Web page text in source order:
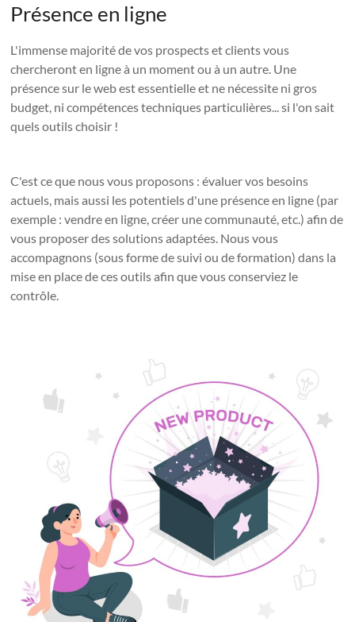
Présence en ligne
L'immense majorité de vos prospects et clients vous
chercheront en ligne à un moment ou à un autre. Une
présence sur le web est essentielle et ne nécessite ni gros
budget, ni compétences techniques particulières... si l'on sait
quels outils choisir !
C'est ce que nous vous proposons : évaluer vos besoins
actuels, mais aussi les potentiels d'une présence en ligne (par
exemple : vendre en ligne, créer une communauté, etc.) afin de
vous proposer des solutions adaptées. Nous vous
accompagnons (sous forme de suivi ou de formation) dans la
mise en place de ces outils afin que vous conserviez le
contrôle.